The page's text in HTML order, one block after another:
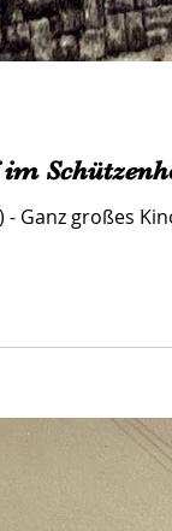
Ganz großes